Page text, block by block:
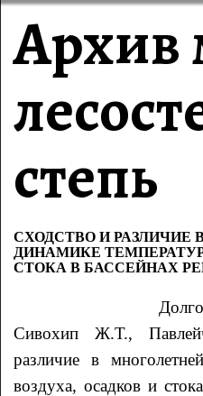
Архив
степь
СХОДСТВО И РАЗЛИЧИЕ
ДИНАМИКЕ
СТОКА В БАССЕЙНАХ
Сивохип Ж.Т.,
различие в
воздуха, осадков и